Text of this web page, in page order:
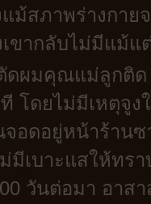
ม้สภาพร่างกาย
ขากลับไม่มีแม้แ
ดผมคุณแม่ลูกติด
โดยไม่มีเหตุจู
นจอดอยู่หน้าร้าน
มีเบาะแสให้ทร
วันต่อมา อาส